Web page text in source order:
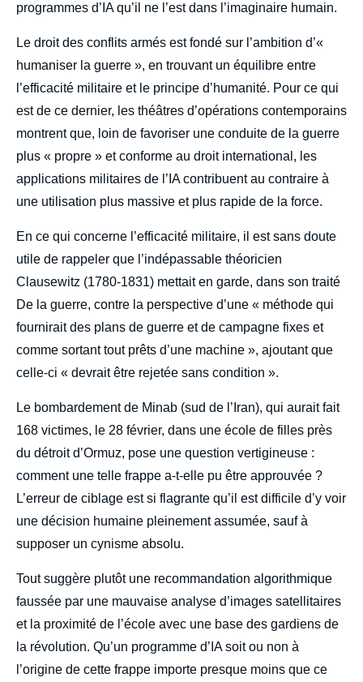
programmes d’IA qu’il ne l’est dans l’imaginaire humain.
Le droit des conflits armés est fondé sur l’ambition d’«
humaniser la guerre », en trouvant un équilibre entre
l’efficacité militaire et le principe d’humanité. Pour ce qui
est de ce dernier, les théâtres d’opérations contemporains
montrent que, loin de favoriser une conduite de la guerre
plus « propre » et conforme au droit international, les
applications militaires de l’IA contribuent au contraire à
une utilisation plus massive et plus rapide de la force.
En ce qui concerne l’efficacité militaire, il est sans doute
utile de rappeler que l’indépassable théoricien
Clausewitz (1780-1831) mettait en garde, dans son traité
De la guerre, contre la perspective d’une « méthode qui
fournirait des plans de guerre et de campagne fixes et
comme sortant tout prêts d’une machine », ajoutant que
celle-ci « devrait être rejetée sans condition ».
Le bombardement de Minab (sud de l’Iran), qui aurait fait
168 victimes, le 28 février, dans une école de filles près
du détroit d’Ormuz, pose une question vertigineuse :
comment une telle frappe a-t-elle pu être approuvée ?
L’erreur de ciblage est si flagrante qu’il est difficile d’y voir
une décision humaine pleinement assumée, sauf à
supposer un cynisme absolu.
Tout suggère plutôt une recommandation algorithmique
faussée par une mauvaise analyse d’images satellitaires
et la proximité de l’école avec une base des gardiens de
la révolution. Qu’un programme d’IA soit ou non à
l’origine de cette frappe importe presque moins que ce